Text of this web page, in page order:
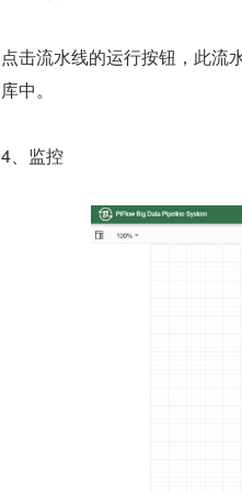
点击流水线的运行按钮，此流
库中。
4、监控